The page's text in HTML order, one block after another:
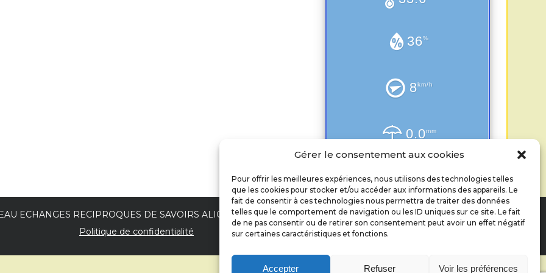
Gérer le consentement aux cookies
Pour offrir les meilleures expériences, nous utilisons des technologies telles
que les cookies pour stocker et/ou accéder aux informations des appareils. Le
fait de consentir à ces technologies nous permettra de traiter des données
telles que le comportement de navigation ou les ID uniques sur ce site. Le fait
de ne pas consentir ou de retirer son consentement peut avoir un effet négatif
sur certaines caractéristiques et fonctions.
Accepter Refuser Voir les préférences
36%
8km/h
0.0mm
ECHANGES RECIPROQUES DE SAVOIRS ALICE COUZINET 2026.
Politique de confidentialité